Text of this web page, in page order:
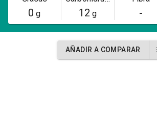
0 g 12 g -
AÑADIR A COMPARAR